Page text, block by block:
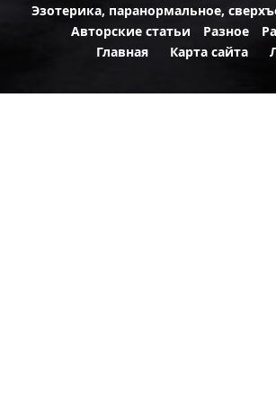
Эзотерика, паранормальное,
Авторские статьи
Разное
Главная
Карта сайта